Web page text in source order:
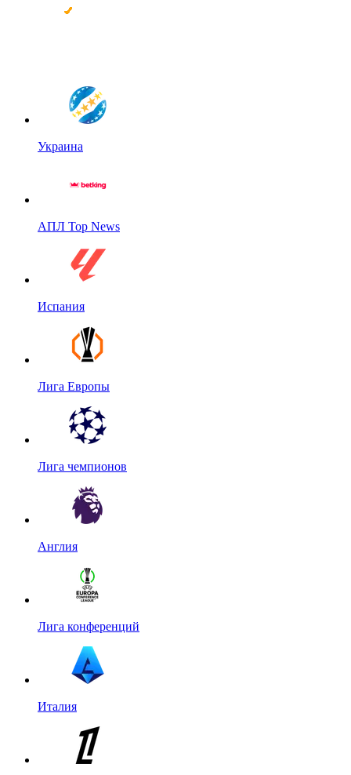
Украина
АПЛ Top News
Испания
Лига Европы
Лига чемпионов
Англия
Лига конференций
Италия